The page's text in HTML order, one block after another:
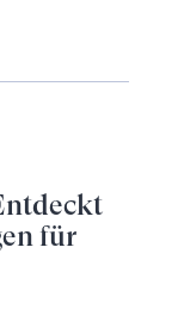
für